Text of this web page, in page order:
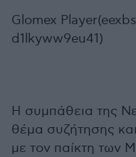
Glomex
d1lkyww9eu41)
Η συμπάθεια της
θέμα συζήτησης
με τον παίκτη των